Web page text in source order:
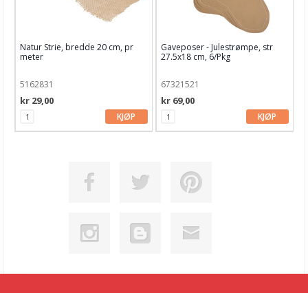
Natur Strie, bredde 20 cm, pr
meter
5162831
kr 29,00
KJØP
Gaveposer - Julestrømpe, str
27.5x18 cm, 6/Pkg
67321521
kr 69,00
KJØP